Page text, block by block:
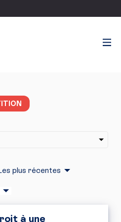
plus récentes
à une